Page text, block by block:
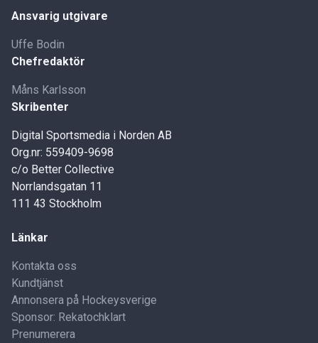
Ansvarig utgivare
Uffe Bodin
Chefredaktör
Måns Karlsson
Skribenter
Digital Sportsmedia i Norden AB
Org.nr: 559409-9698
c/o Better Collective
Norrlandsgatan 11
111 43 Stockholm
Länkar
Kontakta oss
Kundtjänst
Annonsera på Hockeysverige
Sponsor: Rekatochklart
Prenumerera